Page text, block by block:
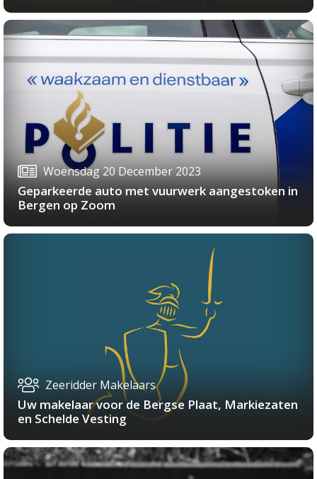
Woensdag 20 December 2023
Geparkeerde auto met vuurwerk aangestoken in
Bergen op Zoom
Zeeridder Makelaars
Uw makelaar voor de Bergse Plaat, Markiezaten
en Schelde Vesting